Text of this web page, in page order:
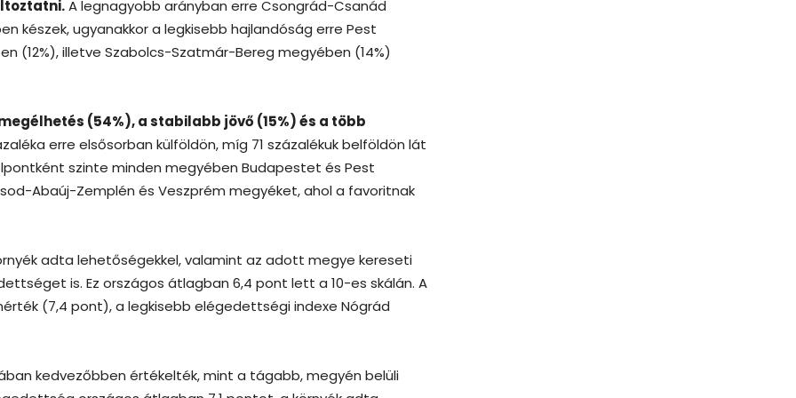
A legnagyobb arányban erre Csongrád-Csanád
készek, ugyanakkor a legkisebb hajlandóság erre Pest
(12%), illetve Szabolcs-Szatmár-Bereg megyében (14%)
(54%), a stabilabb jövő (15%) és a több
erre elsősorban külföldön, míg 71 százalékuk belföldön lát
szinte minden megyében Budapestet és Pest
Abaúj-Zemplén és Veszprém megyéket, ahol a favoritnak
adta lehetőségekkel, valamint az adott megye kereseti
is. Ez országos átlagban 6,4 pont lett a 10-es skálán. A
(7,4 pont), a legkisebb elégedettségi indexe Nógrád
kedvezőbben értékelték, mint a tágabb, megyén belüli